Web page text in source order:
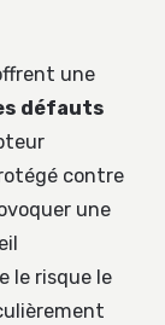
une
défauts
contre
une
le risque le